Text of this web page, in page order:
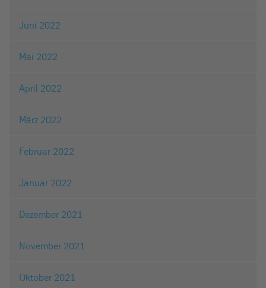
Juni 2022
Mai 2022
April 2022
März 2022
Februar 2022
Januar 2022
Dezember 2021
November 2021
Oktober 2021